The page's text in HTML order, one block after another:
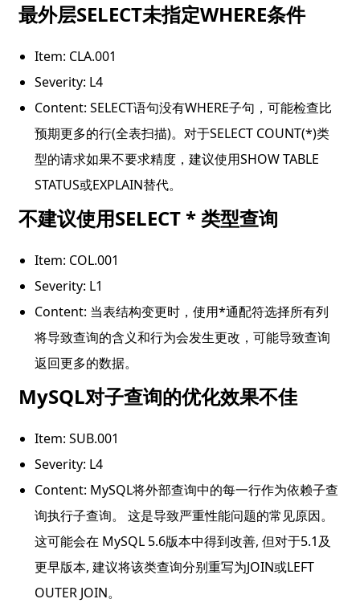
最外层SELECT未指定WHERE条件
Item: CLA.001
Severity: L4
Content: SELECT语句没有WHERE子句，可能检查比
预期更多的行(全表扫描)。对于SELECT COUNT(*)类
型的请求如果不要求精度，建议使用SHOW TABLE
STATUS或EXPLAIN替代。
不建议使用SELECT * 类型查询
Item: COL.001
Severity: L1
Content: 当表结构变更时，使用*通配符选择所有列
将导致查询的含义和行为会发生更改，可能导致查询
返回更多的数据。
MySQL对子查询的优化效果不佳
Item: SUB.001
Severity: L4
Content: MySQL将外部查询中的每一行作为依赖子查
询执行子查询。 这是导致严重性能问题的常见原因。
这可能会在 MySQL 5.6版本中得到改善, 但对于5.1及
更早版本, 建议将该类查询分别重写为JOIN或LEFT
OUTER JOIN。